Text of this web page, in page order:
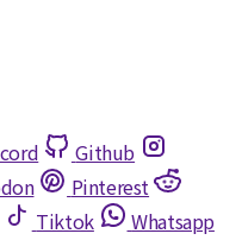
Github
Pinterest
Tiktok
Whatsapp